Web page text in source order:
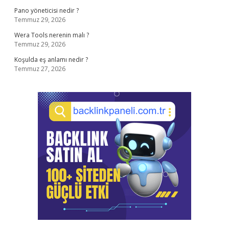
Pano yöneticisi nedir ?
Temmuz 29, 2026
Wera Tools nerenin malı ?
Temmuz 29, 2026
Koşulda eş anlamı nedir ?
Temmuz 27, 2026